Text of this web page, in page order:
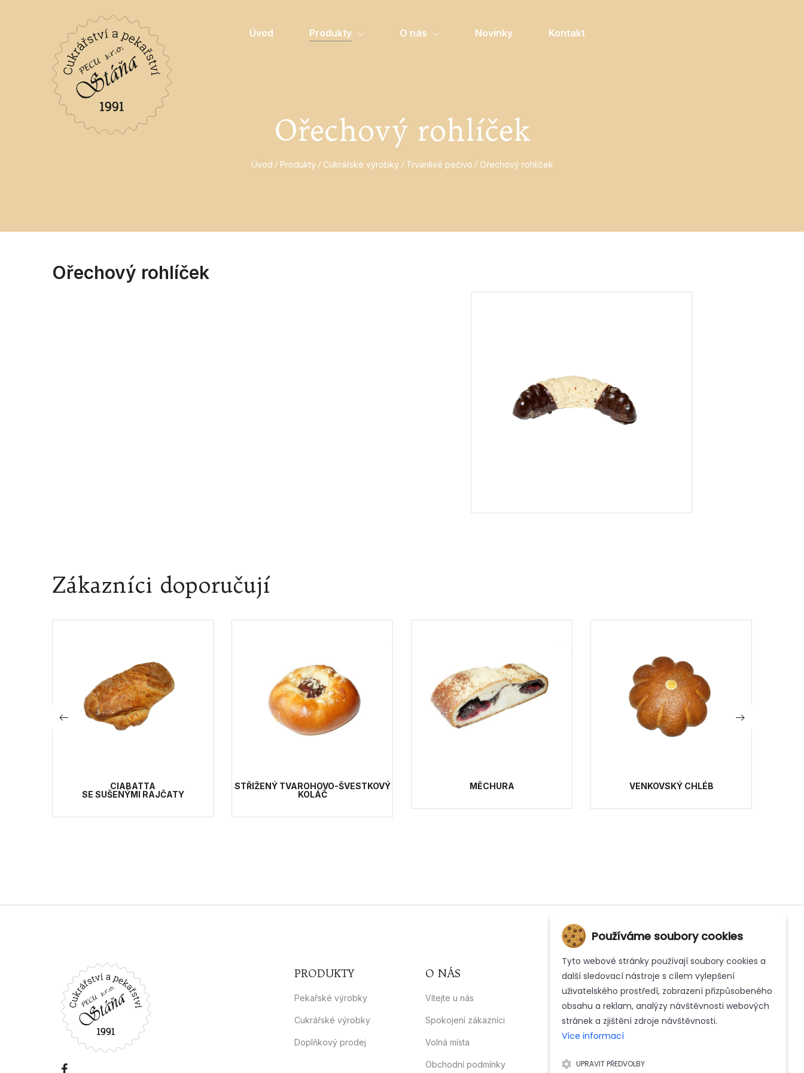
Úvod Produkty O nás Novinky Kontakt
Ořechový rohlíček
Úvod Produkty Cukrářské výrobky Trvanlivé pečivo Ořechový rohlíček
Ořechový rohlíček
Zákazníci doporučují
CIABATTA
SE SUŠENÝMI RAJČATY
STŘIŽENÝ TVAROHOVO-ŠVESTKOVÝ
KOLÁČ
MĚCHURA VENKOVSKÝ CHLÉB
PRODUKTY
Pekařské výrobky
Cukrářské výrobky
Doplňkový prodej
O NÁS
Vítejte u nás
Spokojení zákazníci
Volná místa
Obchodní podmínky
INFORMACE
Whistleblowing
Zásady ochrany osobních údajů
Reklamační řád
Používáme soubory cookies
Tyto webové stránky používají soubory cookies a
další sledovací nástroje s cílem vylepšení
uživatelského prostředí, zobrazení přizpůsobeného
obsahu a reklam, analýzy návštěvnosti webových
stránek a zjištění zdroje návštěvnosti.
Více informací
UPRAVIT PŘEDVOLBY